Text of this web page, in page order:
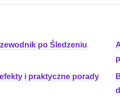
po Śledzeniu
i praktyczne porady